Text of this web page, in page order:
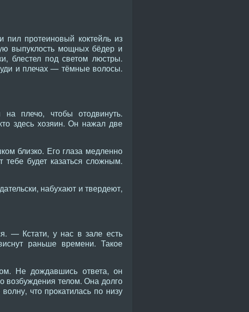
пил протеиновый коктейль из
выпуклость мощных бёдер и
блестел под светом люстры.
и плечах — тёмные волосы.
плечо, чтобы отодвинуть.
здесь хозяин. Он нажал две
близко. Его глаза медленно
будет казаться сложным.
набухают и твердеют,
— Кстати, у нас в зале есть
раньше времени. Такое
Не дождавшись ответа, он
возбуждения телом. Она долго
что прокатилась по низу